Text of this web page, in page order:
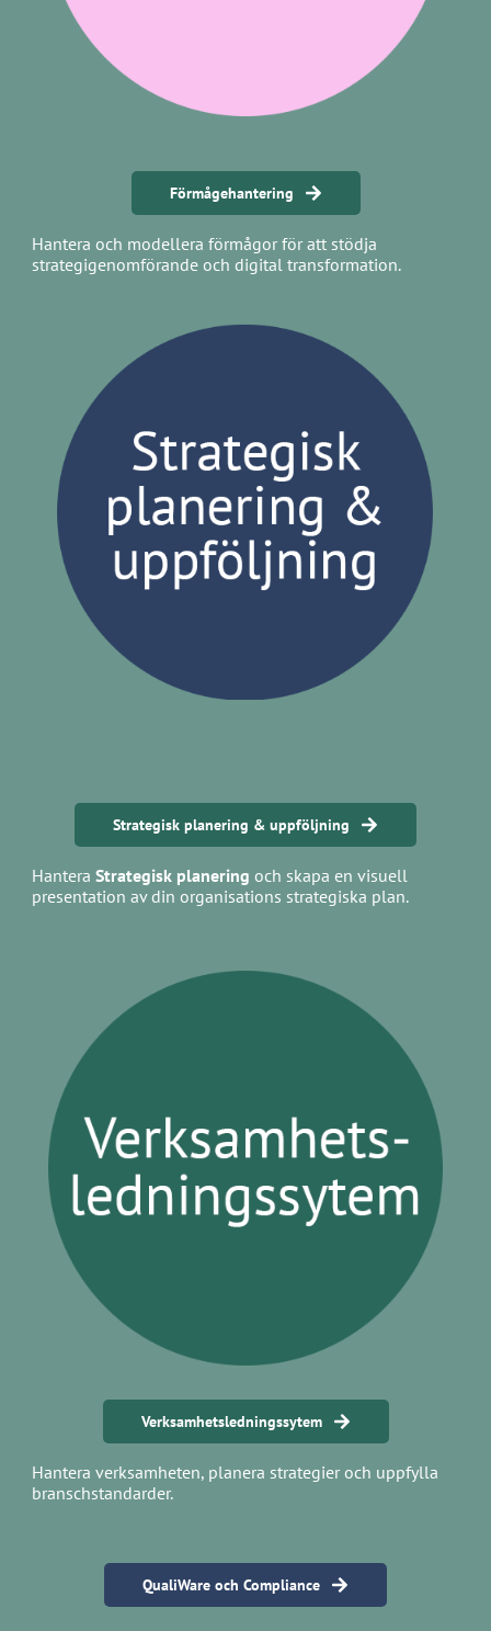
Förmågehantering
Hantera och modellera förmågor för att stödja
strategigenomförande och digital transformation.
Strategisk planering & uppföljning
Hantera Strategisk planering och skapa en visuell
presentation av din organisations strategiska plan.
Verksamhetsledningssytem
Hantera verksamheten, planera strategier och uppfylla
branschstandarder.
QualiWare och Compliance